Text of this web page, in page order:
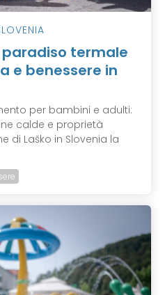
paradiso termale
e benessere in
per bambini e adulti:
calde e proprietà
di Laško in Slovenia la